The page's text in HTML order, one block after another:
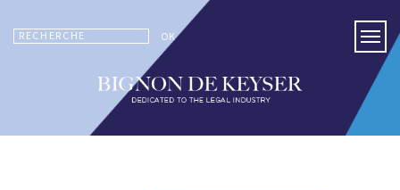
RECHERCHE OK